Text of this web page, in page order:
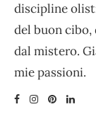
discipline
del buon
dal mistero.
mie passioni.